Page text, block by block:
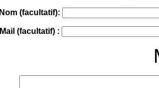
Nom (facultatif):
Mail (facultatif) :